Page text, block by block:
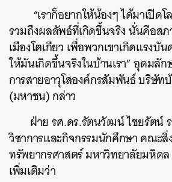
“เราก็อยากให้น้องๆ ได้มาเปิด
รวมถึงผลลัพธ์ที่เกิดขึ้นจริง นั่นคือส
เมืองโตเกียว เพื่อพวกเขาเกิดแรงบั
ให้มันเกิดขึ้นจริงในบ้านเรา” อุดมลั
การสายอาวุโสองค์กรสัมพันธ์ บริษัท
(มหาชน) กล่าว
ฝ่าย รศ.ดร.รัตนวัฒน์ ไชยรัตน์
วิชาการและกิจกรรมนักศึกษา คณะ
ทรัพยากรศาสตร์ มหาวิทยาลัยมหิด
เพิ่มเติมว่า